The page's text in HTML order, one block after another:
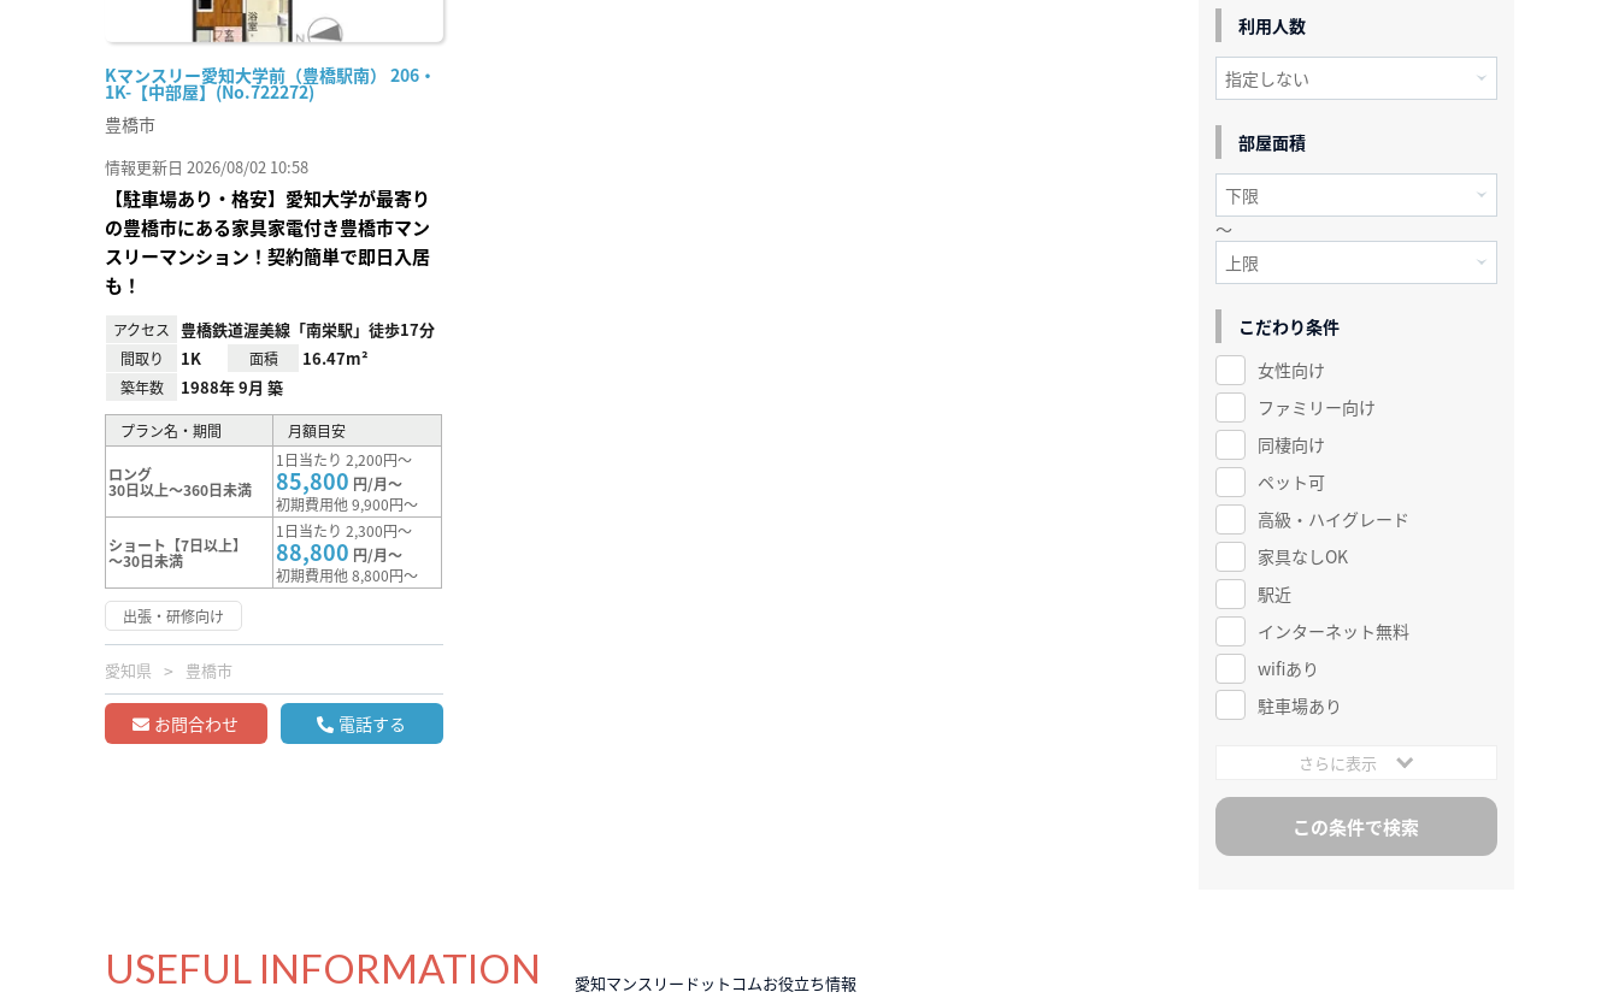
Kマンスリー愛知大学前（豊橋駅南） 206・
1K-【中部屋】(No.722272)
豊橋市
情報更新日 2026/08/02 10:58
【駐車場あり・格安】愛知大学が最寄り
の豊橋市にある家具家電付き豊橋市マン
スリーマンション！契約簡単で即日入居
も！
アクセス 豊橋鉄道渥美線「南栄駅」徒歩17分
間取り 1K 面積 16.47m²
築年数 1988年 9月 築
プラン名・期間 月額目安
ロング
30日以上～360日未満
1日当たり 2,200円～
85,800 円/月～
初期費用他 9,900円～
ショート【7日以上】
～30日未満
1日当たり 2,300円～
88,800 円/月～
初期費用他 8,800円～
出張・研修向け
愛知県 豊橋市
お問合わせ 電話する
利用人数
部屋面積
～
こだわり条件
女性向け
ファミリー向け
同棲向け
ペット可
高級・ハイグレード
家具なしOK
駅近
インターネット無料
wifiあり
駐車場あり
さらに表示
USEFUL INFORMATION 愛知マンスリードットコムお役立ち情報